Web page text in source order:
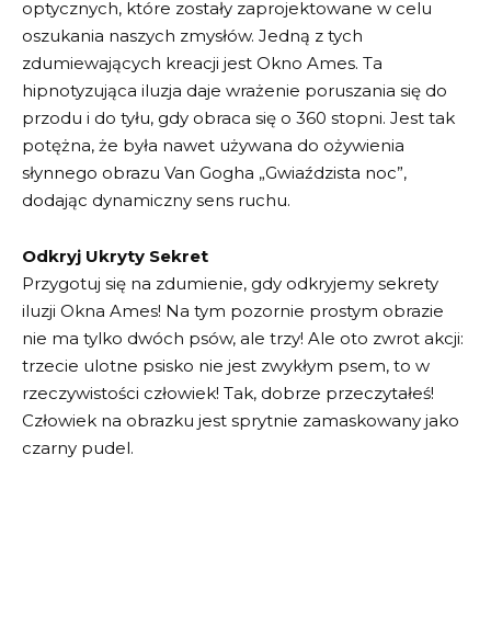
optycznych, które zostały zaprojektowane w celu
oszukania naszych zmysłów. Jedną z tych
zdumiewających kreacji jest Okno Ames. Ta
hipnotyzująca iluzja daje wrażenie poruszania się do
przodu i do tyłu, gdy obraca się o 360 stopni. Jest tak
potężna, że była nawet używana do ożywienia
słynnego obrazu Van Gogha „Gwiaździsta noc”,
dodając dynamiczny sens ruchu.
Odkryj Ukryty Sekret
Przygotuj się na zdumienie, gdy odkryjemy sekrety
iluzji Okna Ames! Na tym pozornie prostym obrazie
nie ma tylko dwóch psów, ale trzy! Ale oto zwrot akcji:
trzecie ulotne psisko nie jest zwykłym psem, to w
rzeczywistości człowiek! Tak, dobrze przeczytałeś!
Człowiek na obrazku jest sprytnie zamaskowany jako
czarny pudel.